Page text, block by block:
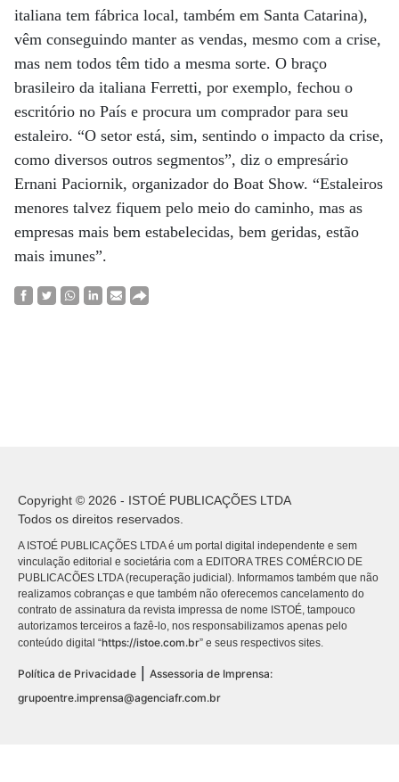
italiana tem fábrica local, também em Santa Catarina),
vêm conseguindo manter as vendas, mesmo com a crise,
mas nem todos têm tido a mesma sorte. O braço
brasileiro da italiana Ferretti, por exemplo, fechou o
escritório no País e procura um comprador para seu
estaleiro. “O setor está, sim, sentindo o impacto da crise,
como diversos outros segmentos”, diz o empresário
Ernani Paciornik, organizador do Boat Show. “Estaleiros
menores talvez fiquem pelo meio do caminho, mas as
empresas mais bem estabelecidas, bem geridas, estão
mais imunes”.
Copyright © 2026 - ISTOÉ PUBLICAÇÕES LTDA
Todos os direitos reservados.
A ISTOÉ PUBLICAÇÕES LTDA é um portal digital independente e sem
vinculação editorial e societária com a EDITORA TRES COMÉRCIO DE
PUBLICACÕES LTDA (recuperação judicial). Informamos também que não
realizamos cobranças e que também não oferecemos cancelamento do
contrato de assinatura da revista impressa de nome ISTOÉ, tampouco
autorizamos terceiros a fazê-lo, nos responsabilizamos apenas pelo
conteúdo digital “https://istoe.com.br” e seus respectivos sites.
Política de Privacidade
Assessoria de Imprensa:
grupoentre.imprensa@agenciafr.com.br